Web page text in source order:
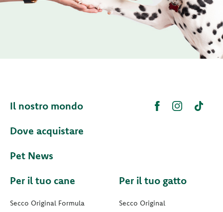
Il nostro mondo
Dove acquistare
Pet News
Per il tuo cane
Secco Original Formula
Per il tuo gatto
Secco Original